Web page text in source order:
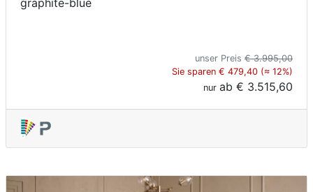
graphite-blue
unser Preis € 3.995,00
Sie sparen € 479,40 (≈ 12%)
nur ab € 3.515,60